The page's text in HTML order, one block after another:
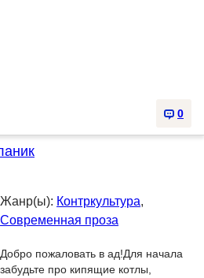
0
Жанр(ы): Контркультура,
Современная проза
Добро пожаловать в ад!Для начала
забудьте про кипящие котлы,